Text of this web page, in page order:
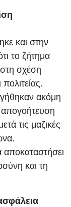
και στην
το ζήτημα
σχέση
ακόμη
απογοήτευση
τις μαζικές
αποκαταστήσει
και τη
ασφάλεια